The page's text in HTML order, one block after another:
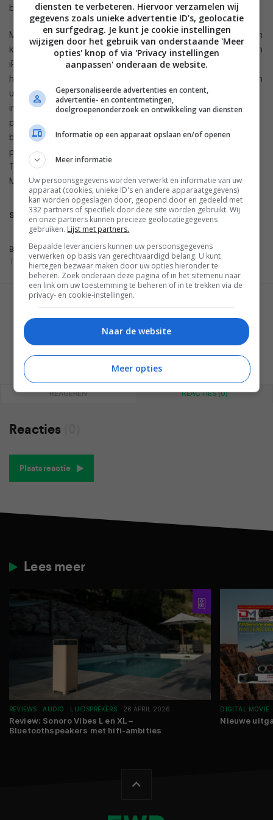
ben je altijd up-to-date als het om werk gaat.
Mocht er binnen je netwerk iemand iets nieuws uploaden, dan
krijg je daar automatisch bericht van. Ook krijgen iPhone 6- en
iPhone 6 Plus-gebruikers meldingen in de widget: dan gaat
het om twee SlideShare van de Dag, die speciaal voor jou zijn
uitgezocht. Mocht het nou voorkomen dat je even geen
internet tot je beschikking, maar je wel een belangrijke
presentatie nodig hebt, dan kun je de content ook offline
beschikbaar maken. Op dit moment zijn er zo’n vijftien miljoen
presentaties beschikbaar, binnen de categorieën
Technology, Business, Education, News & Politics, Design,
Marketing, Finance en Entertainment.
SlideShare
BRON
TECHCRUNCH
WESLEY AKKERMAN
REAGEREN REACTIES (0)
Reacties
Plaats reactie
Lees meer
REVIEWS AUDIO LUIDSPREKERS 26 APRIL 2026
Review: Sonoro Vibes L en XL –
Bluetoothspeakers met hifi-ambities
DIGITAL MOVIE
Nieuwe
diensten te verbeteren. Hiervoor verzamelen wij
gegevens zoals unieke advertentie ID’s, geolocatie
en surfgedrag. Je kunt je cookie instellingen
wijzigen door het gebruik van onderstaande 'Meer
opties' knop of via 'Privacy instellingen
aanpassen' onderaan de website.
Gepersonaliseerde advertenties en content,
advertentie- en contentmetingen,
doelgroepenonderzoek en ontwikkeling van diensten
Informatie op een apparaat opslaan en/of openen
Meer informatie
Uw persoonsgegevens worden verwerkt en informatie van uw
apparaat (cookies, unieke ID's en andere apparaatgegevens)
kan worden opgeslagen door, geopend door en gedeeld met
332 partners of specifiek door deze site worden gebruikt. Wij
en onze partners kunnen precieze geolocatiegegevens
gebruiken. Lijst met partners.
Bepaalde leveranciers kunnen uw persoonsgegevens
verwerken op basis van gerechtvaardigd belang. U kunt
hiertegen bezwaar maken door uw opties hieronder te
beheren. Zoek onderaan deze pagina of in het sitemenu naar
een link om uw toestemming te beheren of in te trekken via de
privacy- en cookie-instellingen.
Naar de website
Meer opties